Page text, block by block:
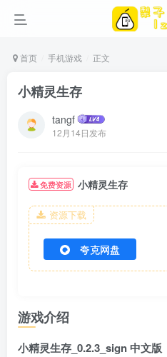
首页 手机游戏 正文
小精灵生存
tangf
12月14日发布
免费资源 小精灵生存
资源下载
夸克网盘
游戏介绍
小精灵生存_0.2.3_sign 中文版